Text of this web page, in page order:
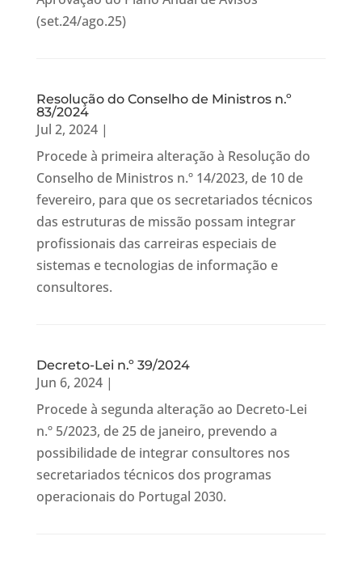
(set.24/ago.25)
Resolução do Conselho de Ministros n.º
83/2024
Jul 2, 2024|
Procede à primeira alteração à Resolução do
Conselho de Ministros n.º 14/2023, de 10 de
fevereiro, para que os secretariados técnicos
das estruturas de missão possam integrar
profissionais das carreiras especiais de
sistemas e tecnologias de informação e
consultores.
Decreto-Lei n.º 39/2024
Jun 6, 2024|
Procede à segunda alteração ao Decreto-Lei
n.º 5/2023, de 25 de janeiro, prevendo a
possibilidade de integrar consultores nos
secretariados técnicos dos programas
operacionais do Portugal 2030.